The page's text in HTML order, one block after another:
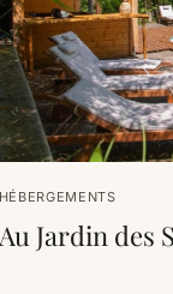
HÉBERGEMENTS
Au Jardin des